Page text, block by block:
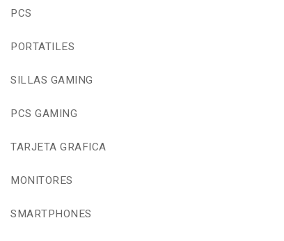
PCS
PORTATILES
SILLAS GAMING
PCS GAMING
TARJETA GRAFICA
MONITORES
SMARTPHONES